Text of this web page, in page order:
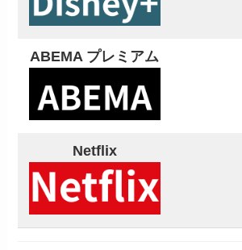
ABEMA プレミアム
Netflix